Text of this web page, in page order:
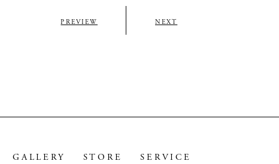
PREVIEW NEXT
GALLERY STORE SERVICE